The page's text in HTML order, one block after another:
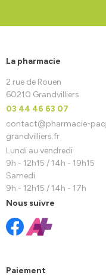
La pharmacie
2 rue de Rouen
60210 Grandvilliers
03 44 46 63 07
contact@pharmacie-
grandvilliers.fr
Lundi au vendredi
9h - 12h15 / 14h - 19h15
Samedi
9h - 12h15 / 14h - 17h
Nous suivre
Paiement